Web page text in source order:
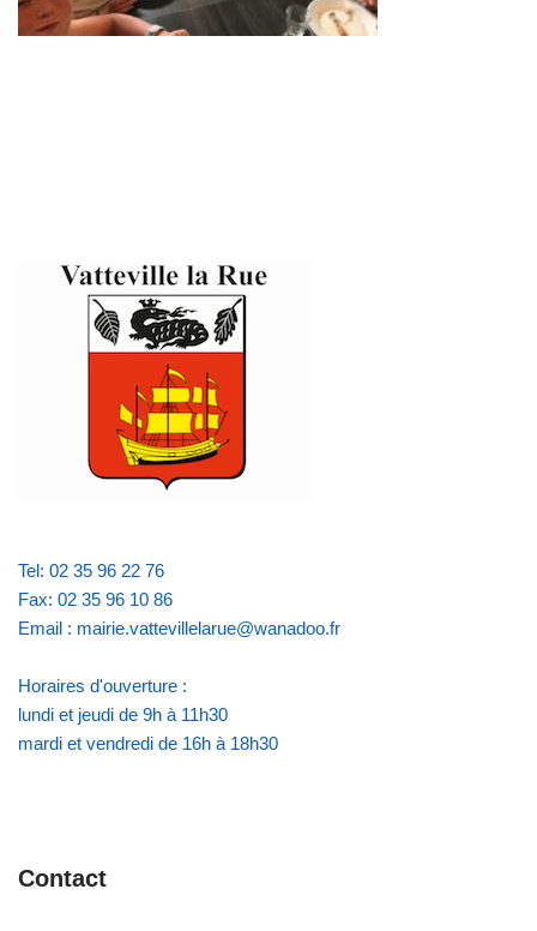
Tel: 02 35 96 22 76
Fax: 02 35 96 10 86
Email : mairie.vattevillelarue@wanadoo.fr
Horaires d'ouverture :
lundi et jeudi de 9h à 11h30
mardi et vendredi de 16h à 18h30
Contact